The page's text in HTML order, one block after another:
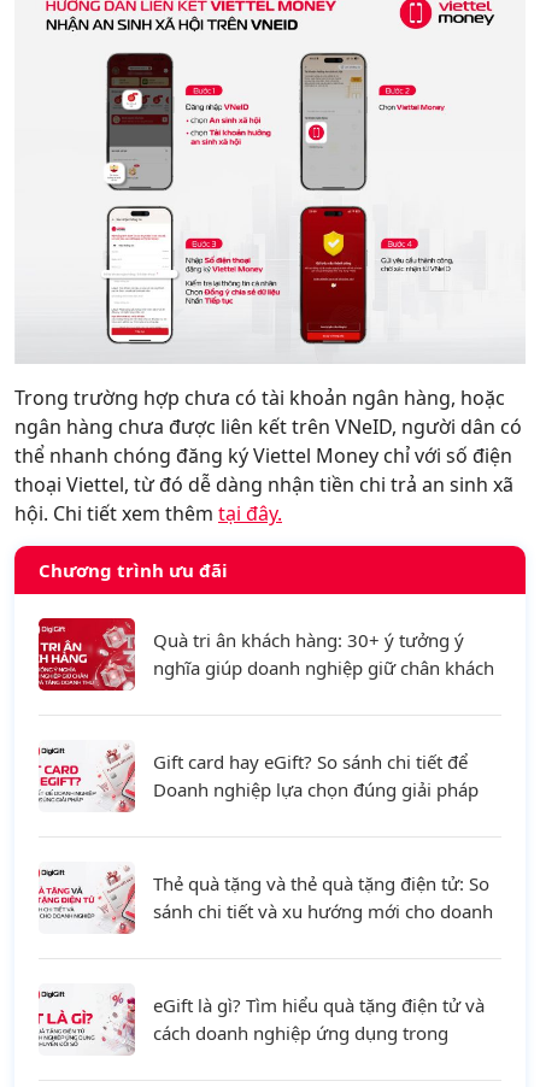
Trong trường hợp chưa có tài khoản ngân hàng, hoặc
ngân hàng chưa được liên kết trên VNeID, người dân có
thể nhanh chóng đăng ký Viettel Money chỉ với số điện
thoại Viettel, từ đó dễ dàng nhận tiền chi trả an sinh xã
hội. Chi tiết xem thêm tại đây.
Chương trình ưu đãi
Quà tri ân khách hàng: 30+ ý tưởng ý
nghĩa giúp doanh nghiệp giữ chân khách
Gift card hay eGift? So sánh chi tiết để
Doanh nghiệp lựa chọn đúng giải pháp
Thẻ quà tặng và thẻ quà tặng điện tử: So
sánh chi tiết và xu hướng mới cho doanh
eGift là gì? Tìm hiểu quà tặng điện tử và
cách doanh nghiệp ứng dụng trong